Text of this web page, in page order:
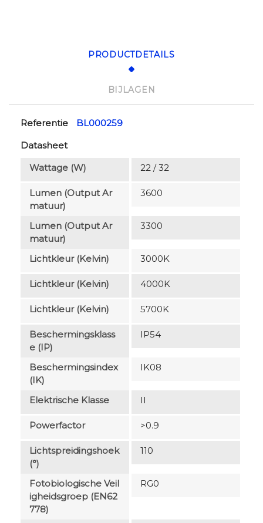
PRODUCTDETAILS
BIJLAGEN
Referentie
BL000259
Datasheet
Wattage (W)
22 / 32
Lumen (output Ar
Matuur)
3600
Lumen (output Ar
Matuur)
3300
Lichtkleur (Kelvin) 3000K
Lichtkleur (Kelvin) 4000K
Lichtkleur (Kelvin) 5700K
Beschermingsklass
E (IP)
IP54
Beschermingsindex
(IK)
IK08
Elektrische Klasse II
Powerfactor >0.9
Lichtspreidingshoek
(°)
110
Fotobiologische Veil
Igheidsgroep (EN62
778)
RG0